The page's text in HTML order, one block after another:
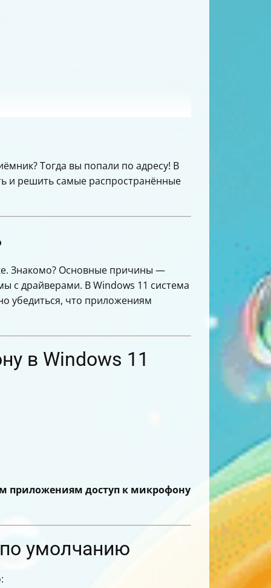
Тогда вы попали по адресу! В
и решить самые распространённые
Знакомо? Основные причины —
с драйверами. В Windows 11 система
убедиться, что приложениям
в Windows 11
приложениям доступ к микрофону
умолчанию